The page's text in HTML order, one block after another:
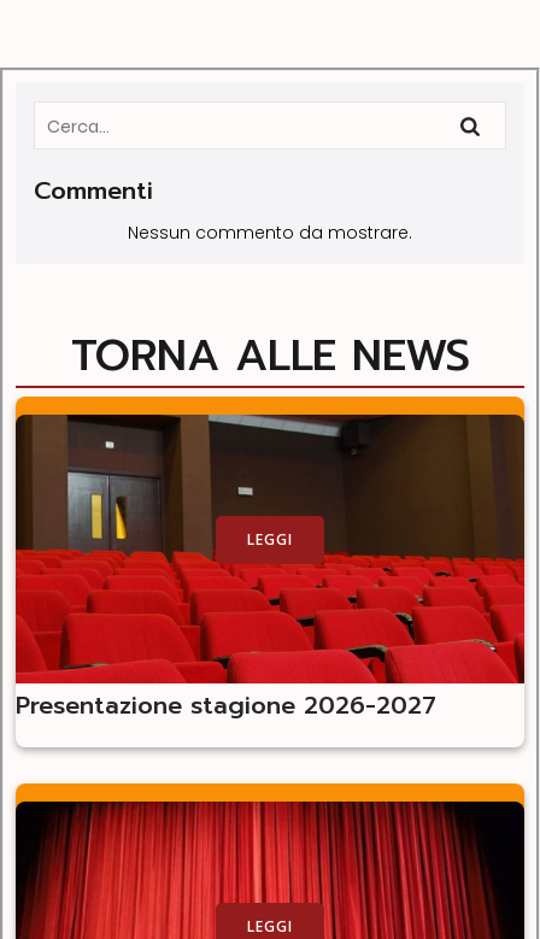
Commenti
Nessun commento da mostrare.
TORNA ALLE NEWS
LEGGI
Presentazione stagione 2026-2027
LEGGI